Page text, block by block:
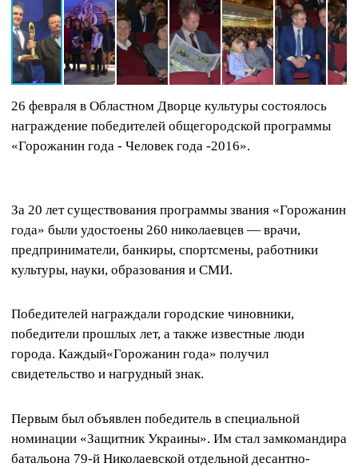
26 февраля в Областном Дворце культуры состоялось
награждение победителей общегородской программы
«Горожанин года - Человек года -2016».
За 20 лет существования программы звания «Горожанин
года» были удостоены 260 николаевцев — врачи,
предприниматели, банкиры, спортсмены, работники
культуры, науки, образования и СМИ.
Победителей награждали городские чиновники,
победители прошлых лет, а также известные люди
города. Каждый«Горожанин года» получил
свидетельство и нагрудный знак.
Первым был объявлен победитель в специальной
номинации «Защитник Украины». Им стал замкомандира
батальона 79-й Николаевской отдельной десантно-